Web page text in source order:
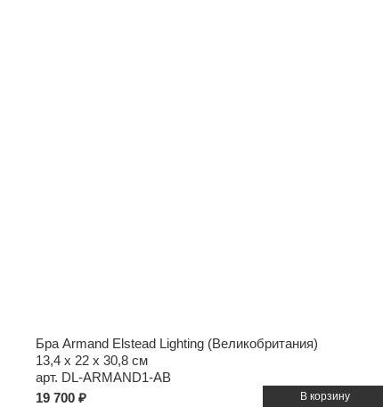
Бра Armand Elstead Lighting (Великобритания)
13,4 x 22 x 30,8 см
арт. DL-ARMAND1-AB
19 700 ₽